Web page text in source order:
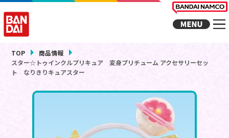
TOP
商品情報
スター☆トゥインクルプリキュア 変身プリチューム アクセサリーセッ
ト なりきりキュアスター